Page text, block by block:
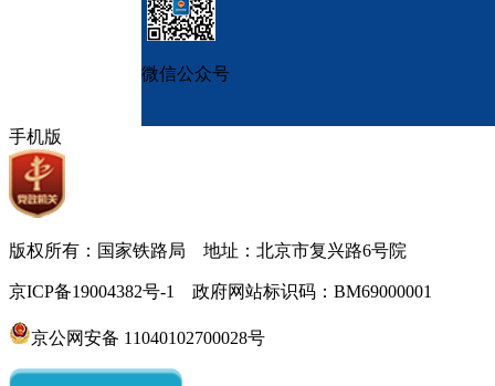
微信公众号
手机版
版权所有：国家铁路局 地址：北京市复兴路6号院
京ICP备19004382号-1 政府网站标识码：BM69000001
京公网安备 11040102700028号